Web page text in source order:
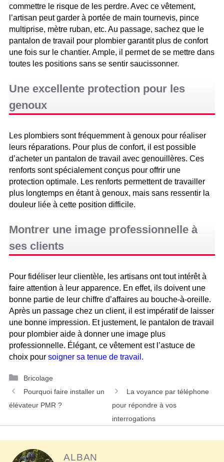
commettre le risque de les perdre. Avec ce vêtement,
l’artisan peut garder à portée de main tournevis, pince
multiprise, mètre ruban, etc. Au passage, sachez que le
pantalon de travail pour plombier garantit plus de confort
une fois sur le chantier. Ample, il permet de se mettre dans
toutes les positions sans se sentir saucissonner.
Une excellente protection pour les
genoux
Les plombiers sont fréquemment à genoux pour réaliser
leurs réparations. Pour plus de confort, il est possible
d’acheter un pantalon de travail avec genouillères. Ces
renforts sont spécialement conçus pour offrir une
protection optimale. Les renforts permettent de travailler
plus longtemps en étant à genoux, mais sans ressentir la
douleur liée à cette position difficile.
Montrer une image professionnelle à
ses clients
Pour fidéliser leur clientèle, les artisans ont tout intérêt à
faire attention à leur apparence. En effet, ils doivent une
bonne partie de leur chiffre d’affaires au bouche-à-oreille.
Après un passage chez un client, il est impératif de laisser
une bonne impression. Et justement, le pantalon de travail
pour plombier aide à donner une image plus
professionnelle. Élégant, ce vêtement est l’astuce de
choix pour soigner sa tenue de travail.
Catégories
Bricolage
Navigation
des
Pourquoi faire installer un
élévateur PMR ?
La voyance par téléphone
pour répondre à vos
interrogations
ALBAN